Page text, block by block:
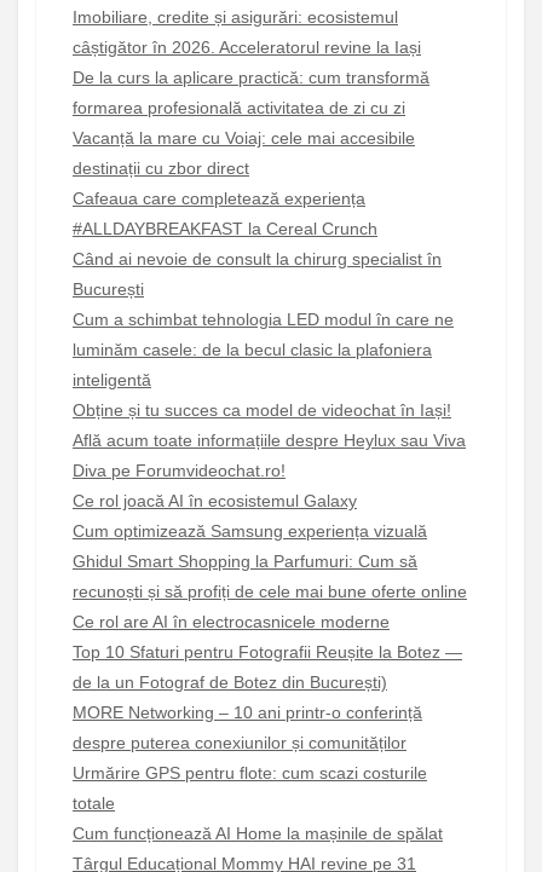
Imobiliare, credite și asigurări: ecosistemul
câștigător în 2026. Acceleratorul revine la Iași
De la curs la aplicare practică: cum transformă
formarea profesională activitatea de zi cu zi
Vacanță la mare cu Voiaj: cele mai accesibile
destinații cu zbor direct
Cafeaua care completează experiența
#ALLDAYBREAKFAST la Cereal Crunch
Când ai nevoie de consult la chirurg specialist în
București
Cum a schimbat tehnologia LED modul în care ne
luminăm casele: de la becul clasic la plafoniera
inteligentă
Obține și tu succes ca model de videochat în Iași!
Află acum toate informațiile despre Heylux sau Viva
Diva pe Forumvideochat.ro!
Ce rol joacă AI în ecosistemul Galaxy
Cum optimizează Samsung experiența vizuală
Ghidul Smart Shopping la Parfumuri: Cum să
recunoști și să profiți de cele mai bune oferte online
Ce rol are AI în electrocasnicele moderne
Top 10 Sfaturi pentru Fotografii Reușite la Botez —
de la un Fotograf de Botez din București)
MORE Networking – 10 ani printr-o conferință
despre puterea conexiunilor și comunităților
Urmărire GPS pentru flote: cum scazi costurile
totale
Cum funcționează AI Home la mașinile de spălat
Târgul Educațional Mommy HAI revine pe 31